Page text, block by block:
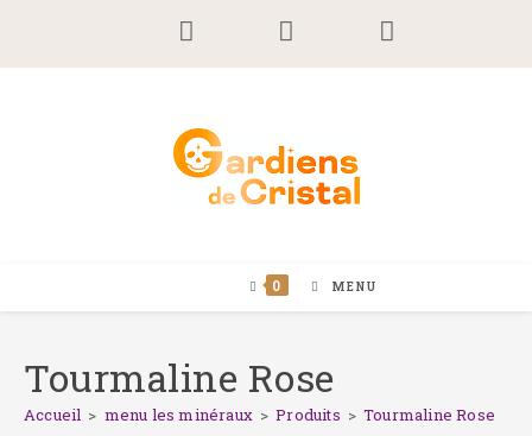
content
0 MENU
Tourmaline Rose
Accueil > menu les minéraux > Produits > Tourmaline Rose